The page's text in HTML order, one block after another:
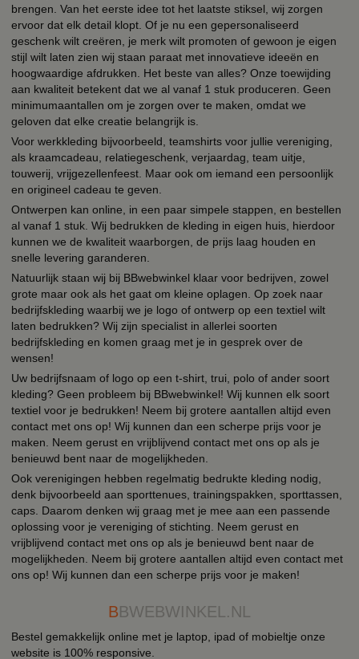
brengen. Van het eerste idee tot het laatste stiksel, wij zorgen
ervoor dat elk detail klopt. Of je nu een gepersonaliseerd
geschenk wilt creëren, je merk wilt promoten of gewoon je eigen
stijl wilt laten zien wij staan paraat met innovatieve ideeën en
hoogwaardige afdrukken. Het beste van alles? Onze toewijding
aan kwaliteit betekent dat we al vanaf 1 stuk produceren. Geen
minimumaantallen om je zorgen over te maken, omdat we
geloven dat elke creatie belangrijk is.
Voor werkkleding bijvoorbeeld, teamshirts voor jullie vereniging,
als kraamcadeau, relatiegeschenk, verjaardag, team uitje,
touwerij, vrijgezellenfeest. Maar ook om iemand een persoonlijk
en origineel cadeau te geven.
Ontwerpen kan online, in een paar simpele stappen, en bestellen
al vanaf 1 stuk. Wij bedrukken de kleding in eigen huis, hierdoor
kunnen we de kwaliteit waarborgen, de prijs laag houden en
snelle levering garanderen.
Natuurlijk staan wij bij BBwebwinkel klaar voor bedrijven, zowel
grote maar ook als het gaat om kleine oplagen. Op zoek naar
bedrijfskleding waarbij we je logo of ontwerp op een textiel wilt
laten bedrukken? Wij zijn specialist in allerlei soorten
bedrijfskleding en komen graag met je in gesprek over de
wensen!
Uw bedrijfsnaam of logo op een t-shirt, trui, polo of ander soort
kleding? Geen probleem bij BBwebwinkel! Wij kunnen elk soort
textiel voor je bedrukken! Neem bij grotere aantallen altijd even
contact met ons op! Wij kunnen dan een scherpe prijs voor je
maken. Neem gerust en vrijblijvend contact met ons op als je
benieuwd bent naar de mogelijkheden.
Ook verenigingen hebben regelmatig bedrukte kleding nodig,
denk bijvoorbeeld aan sporttenues, trainingspakken, sporttassen,
caps. Daarom denken wij graag met je mee aan een passende
oplossing voor je vereniging of stichting. Neem gerust en
vrijblijvend contact met ons op als je benieuwd bent naar de
mogelijkheden. Neem bij grotere aantallen altijd even contact met
ons op! Wij kunnen dan een scherpe prijs voor je maken!
BBWEBWINKEL.NL
Bestel gemakkelijk online met je laptop, ipad of mobieltje onze
website is 100% responsive.